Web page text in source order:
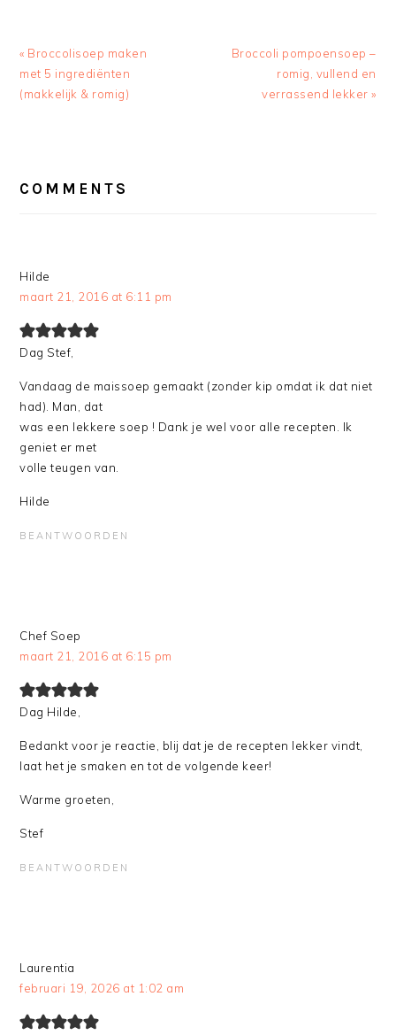
Previous
Post:
« Broccolisoep maken
met 5 ingrediënten
(makkelijk & romig)
Next
Broccoli pompoensoep –
romig, vullend en
verrassend lekker »
INTERACTIONS
COMMENTS
Hilde
maart 21, 2016 at 6:11 pm
Dag Stef,
Vandaag de maissoep gemaakt (zonder kip omdat ik dat niet
had). Man, dat
was een lekkere soep ! Dank je wel voor alle recepten. Ik
geniet er met
volle teugen van.
Hilde
BEANTWOORDEN
Chef Soep
maart 21, 2016 at 6:15 pm
Dag Hilde,
Bedankt voor je reactie, blij dat je de recepten lekker vindt,
laat het je smaken en tot de volgende keer!
Warme groeten,
Stef
BEANTWOORDEN
Laurentia
februari 19, 2026 at 1:02 am